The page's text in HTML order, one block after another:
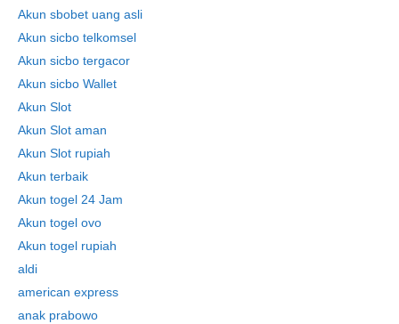
Akun sbobet uang asli
Akun sicbo telkomsel
Akun sicbo tergacor
Akun sicbo Wallet
Akun Slot
Akun Slot aman
Akun Slot rupiah
Akun terbaik
Akun togel 24 Jam
Akun togel ovo
Akun togel rupiah
aldi
american express
anak prabowo